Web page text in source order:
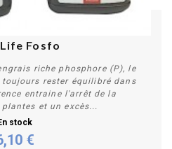
Fosfo
riche phosphore (P), le
rester équilibré dans
entraine l'arrêt de la
et un excès...
stock
€